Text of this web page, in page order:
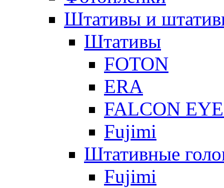
Штативы и
Штативы
FOTON
ERA
FALCON
Fujimi
Штативные
Fujimi